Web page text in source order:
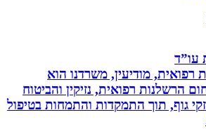
מודיעין, משרדנו הוא
רפואית, נזיקין והביטוח
תוך התמקדות והתמחות בטיפול